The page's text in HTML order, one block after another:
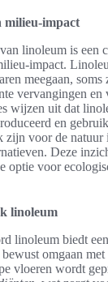
milieu-impact
linoleum is een
impact.
meegaan,
vervangingen en
wijzen uit dat
en
zijn voor de
Deze
optie voor
linoleum
linoleum biedt
omgaan
vloeren wordt